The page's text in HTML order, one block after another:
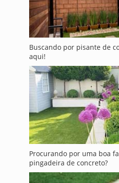
Buscando por pisante de
aqui!
Procurando por uma boa
pingadeira de concreto?